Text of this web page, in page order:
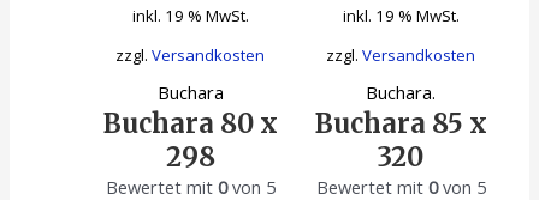
inkl. 19 % MwSt.
zzgl.Versandkosten
Buchara
Buchara 80 x
298
Bewertet mit 0von 5
inkl. 19 % MwSt.
zzgl.Versandkosten
Buchara.
Buchara 85 x
320
Bewertet mit 0von 5